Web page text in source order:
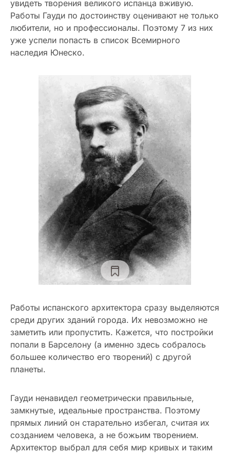
увидеть творения великого испанца вживую.
Работы Гауди по достоинству оценивают не только
любители, но и профессионалы. Поэтому 7 из них
уже успели попасть в список Всемирного
наследия Юнеско.
Работы испанского архитектора сразу выделяются
среди других зданий города. Их невозможно не
заметить или пропустить. Кажется, что постройки
попали в Барселону (а именно здесь собралось
большее количество его творений) с другой
планеты.
Гауди ненавидел геометрически правильные,
замкнутые, идеальные пространства. Поэтому
прямых линий он старательно избегал, считая их
созданием человека, а не божьим творением.
Архитектор выбрал для себя мир кривых и таким